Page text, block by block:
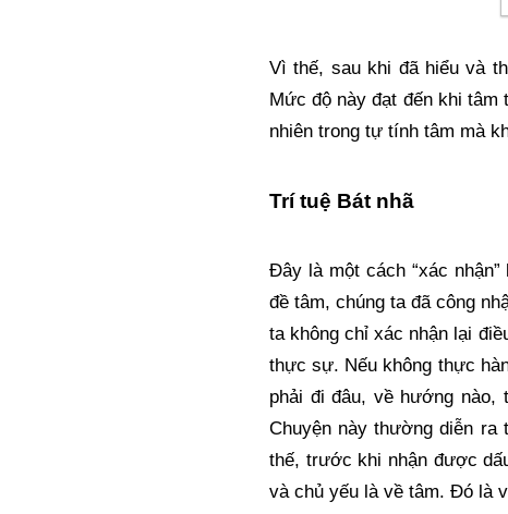
Vì thế, sau khi đã hiểu và
Mức độ này đạt đến khi
nhiên trong tự tính tâm mà
Trí tuệ Bát nhã
Đây là một cách “xác
đề tâm, chúng ta đã công
ta không chỉ xác nhận lại
thực sự. Nếu không thực
phải đi đâu, về hướng
Chuyện này thường diễn ra
thế, trước khi nhận được
và chủ yếu là về tâm. Đó là